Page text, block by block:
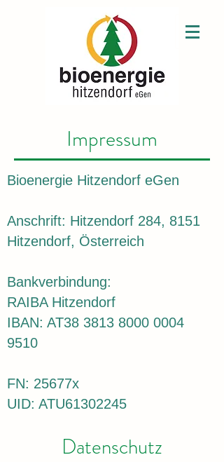
Impressum
Bioenergie Hitzendorf eGen
Anschrift: Hitzendorf 284, 8151
Hitzendorf, Österreich
Bankverbindung:
RAIBA Hitzendorf
IBAN: AT38 3813 8000 0004
9510
FN: 25677x
UID: ATU61302245
Datenschutz